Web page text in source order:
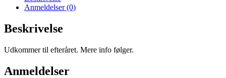
aldrig
ned
antal
Anmeldelser (0)
Beskrivelse
Udkommer til efteråret. Mere info følger.
Anmeldelser